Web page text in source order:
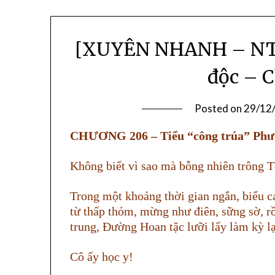
[XUYÊN NHANH –
độc –
Posted on 29/
CHƯƠNG 206 – Tiểu “công trúa”
Không biết vì sao mà bỗng nhiên trông
Trong một khoảng thời gian ngắn, biểu
từ thấp thỏm, mừng như điên, sững sờ,
trung, Đường Hoan tặc lưỡi lấy làm kỳ
Cô ấy học y!